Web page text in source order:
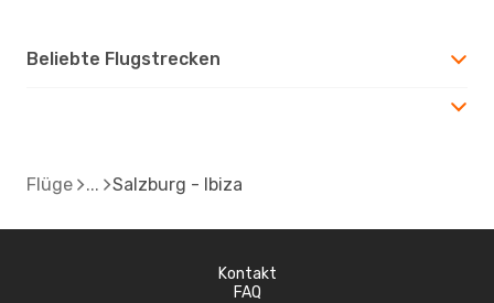
Beliebte Flugstrecken
Flüge Salzburg - Ibiza
Kontakt
FAQ